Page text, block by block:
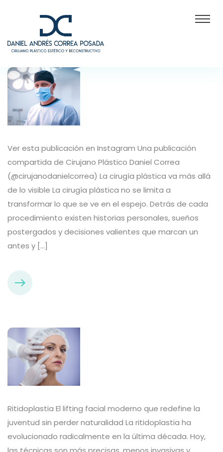
Ver esta publicación en Instagram Una publicación
compartida de Cirujano Plástico Daniel Correa
(@cirujanodanielcorrea) La cirugía plástica va más allá
de lo visible La cirugía plástica no se limita a
transformar lo que se ve en el espejo. Detrás de cada
procedimiento existen historias personales, sueños
postergados y decisiones valientes que marcan un
antes y […]
Ritidoplastia El lifting facial moderno que redefine la
juventud sin perder naturalidad La ritidoplastia ha
evolucionado radicalmente en la última década. Hoy,